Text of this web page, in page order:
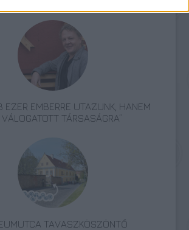
EZER EMBERRE UTAZUNK, HANEM
VÁLOGATOTT TÁRSASÁGRA”
TAVASZKÖSZÖNTŐ